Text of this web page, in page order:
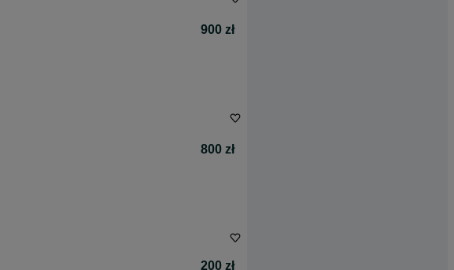
900 zł
800 zł
200 zł